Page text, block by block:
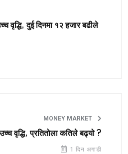
वृद्धि, दुई दिनमा १२ हजार बढीले
MONEY MARKET
वृद्धि, प्रतितोला कतिले बढ्यो ?
1 दिन अगाडी